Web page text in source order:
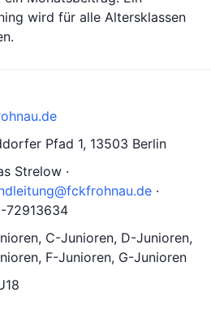
wird für alle Altersklassen
Pfad 1, 13503 Berlin
Strelow ·
·
72913634
C-Junioren, D-Junioren,
F-Junioren, G-Junioren